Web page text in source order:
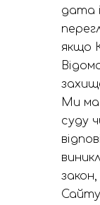
дата
якщо
Ми
суду